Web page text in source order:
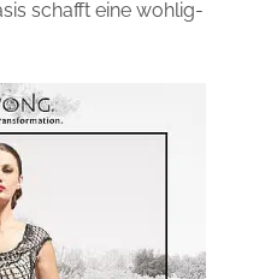
schafft eine wohlig-